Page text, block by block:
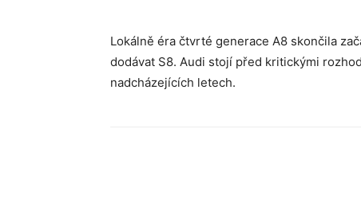
Lokálně éra čtvrté generace A8 skončila
dodávat S8. Audi stojí před kritickými
nadcházejících letech.